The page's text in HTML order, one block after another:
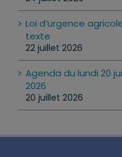
24 juillet 2026
Loi d’urgence
texte
22 juillet 2026
Agenda du lundi 20
2026
20 juillet 2026